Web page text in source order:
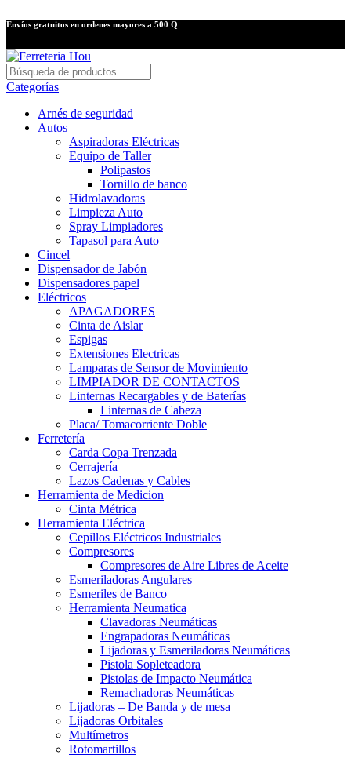
Envíos gratuitos en ordenes mayores a 500 Q
Categorías
Arnés de seguridad
Autos
Aspiradoras Eléctricas
Equipo de Taller
Polipastos
Tornillo de banco
Hidrolavadoras
Limpieza Auto
Spray Limpiadores
Tapasol para Auto
Cincel
Dispensador de Jabón
Dispensadores papel
Eléctricos
APAGADORES
Cinta de Aislar
Espigas
Extensiones Electricas
Lamparas de Sensor de Movimiento
LIMPIADOR DE CONTACTOS
Linternas Recargables y de Baterías
Linternas de Cabeza
Placa/ Tomacorriente Doble
Ferretería
Carda Copa Trenzada
Cerrajería
Lazos Cadenas y Cables
Herramienta de Medicion
Cinta Métrica
Herramienta Eléctrica
Cepillos Eléctricos Industriales
Compresores
Compresores de Aire Libres de Aceite
Esmeriladoras Angulares
Esmeriles de Banco
Herramienta Neumatica
Clavadoras Neumáticas
Engrapadoras Neumáticas
Lijadoras y Esmeriladoras Neumáticas
Pistola Sopleteadora
Pistolas de Impacto Neumática
Remachadoras Neumáticas
Lijadoras – De Banda y de mesa
Lijadoras Orbitales
Multímetros
Rotomartillos